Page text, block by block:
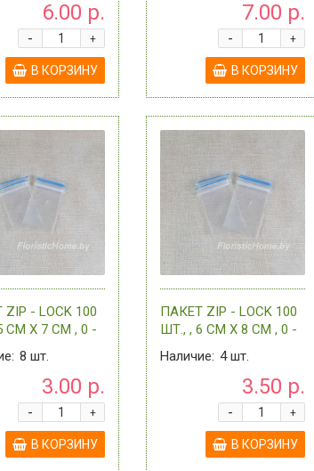
6.00 р.
+
-
В КОРЗИНУ
7.00 р.
+
-
В КОРЗИНУ
- LOCK 100
СМ Х 7 СМ , 0 -
8 шт.
3.00 р.
+
-
В КОРЗИНУ
ПАКЕТ ZIP - LOCK 100
ШТ., , 6 СМ Х 8 СМ , 0 -
В АССОРТИМЕНТЕ
Наличие: 4шт.
3.50 р.
+
-
В КОРЗИНУ